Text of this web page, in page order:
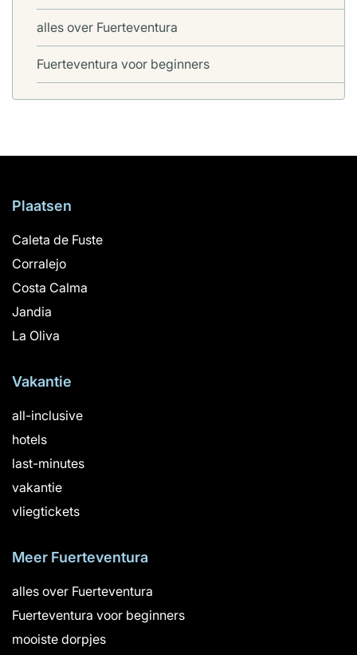
alles over Fuerteventura
Fuerteventura voor beginners
Plaatsen
Caleta de Fuste
Corralejo
Costa Calma
Jandia
La Oliva
Vakantie
all-inclusive
hotels
last-minutes
vakantie
vliegtickets
Meer Fuerteventura
alles over Fuerteventura
Fuerteventura voor beginners
mooiste dorpjes